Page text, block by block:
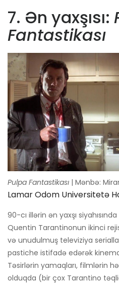
7. Ən yaxşısı:
Fantastikası
Pulpa Fantastikası | Mənbə:
Lamar Odom Universitetə
90-cı illərin ən yaxşı
Quentin Tarantinonun ikinci
və unudulmuş televiziya
pastiche istifadə edərək
Təsirlərin yamaqları, filmlərin
olduqda (bir çox Tarantino